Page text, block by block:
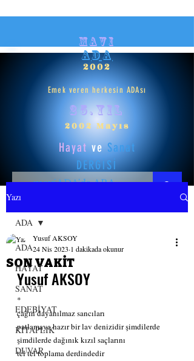
mavi
ADA
2002
Emek veren herkesin ADAsı
25.yıl
2002 Mayıs
HayatveSanat
DERGİSİ
SANAT
GİRİŞ YAP
Yazı
ADA
HAYAT
SANAT
EDEBİYAT
KİTAPLIK
DUVAR
ADA
SON VAKİT
Yusuf AKSOY
24 Nis 2023 1 dakikada okunur
Yusuf AKSOY
*
çağın dayanılmaz sancıları
patlamaya hazır bir lav denizidir şimdilerde
şimdilerde dağınık kızıl saçlarını
tel tel toplama derdindedir